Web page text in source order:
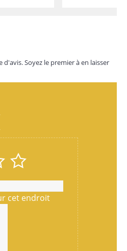
d'avis. Soyez le premier à en laisser
cet endroit